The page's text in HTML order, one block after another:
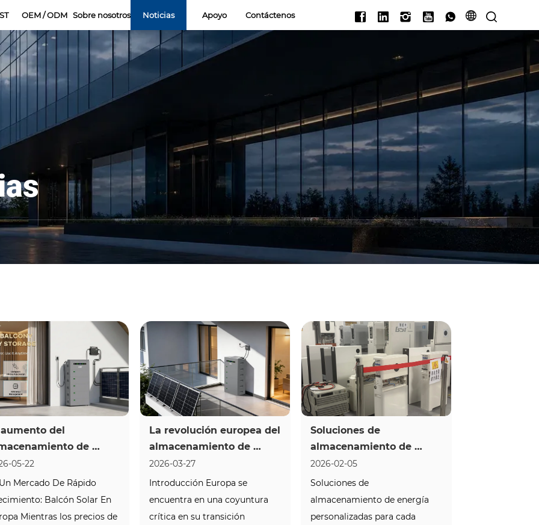
OEM / ODM Sobre nosotros Noticias Apoyo Contáctenos
aumento del
de
en balcones en
de los productos
experiencias
05-22
Mercado De Rápido
Balcón Solar En
Mientras los precios de
La revolución europea del
almacenamiento de
energía en los balcones:
satisfaciendo la creciente
demanda del continente
de soluciones
2026-03-27
Introducción Europa se
encuentra en una coyuntura
crítica en su transición
Soluciones de
almacenamiento de
energía OEM / ODM: la
ventaja de energía BST
2026-02-05
Soluciones de
almacenamiento de energía
personalizadas para cada